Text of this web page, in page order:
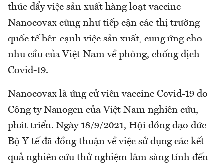
thúc đẩy việc sản xuất hàng loạt vaccine
Nanocovax cũng như tiếp cận các thị trường
quốc tế bên cạnh việc sản xuất, cung ứng cho
nhu cầu của Việt Nam về phòng, chống dịch
Covid-19.
Nanocovax là ứng cử viên vaccine Covid-19 do
Công ty Nanogen của Việt Nam nghiên cứu,
phát triển. Ngày 18/9/2021, Hội đồng đạo đức
Bộ Y tế đã đồng thuận về việc sử dụng các kết
quả nghiên cứu thử nghiệm lâm sàng tính đến